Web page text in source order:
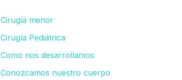
Cirugía menor
Cirugía Pediátrica
Como nos desarrollamos
Conozcamos nuestro cuerpo